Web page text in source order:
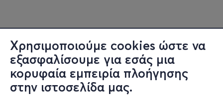
Χρησιμοποιούμε cookies ώστε να
εξασφαλίσουμε για εσάς μια
κορυφαία εμπειρία πλοήγησης
στην ιστοσελίδα μας.